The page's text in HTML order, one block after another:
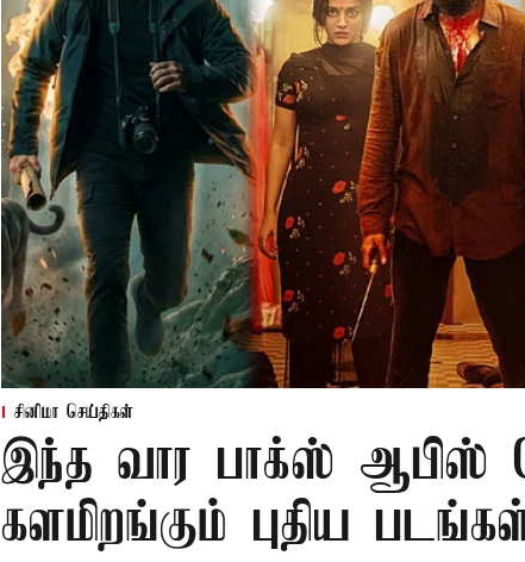
சினிமா செய்திகள்
இந்த வார பாக்ஸ் ஆபிஸ்
களமிறங்கும் புதிய